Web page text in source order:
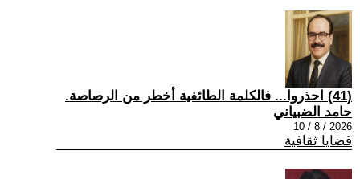
(41) احذروا... فالكلمة الطائفية أخطر من الرصاصة.
حامد الضبياني
2026 / 8 / 10
قضايا ثقافية